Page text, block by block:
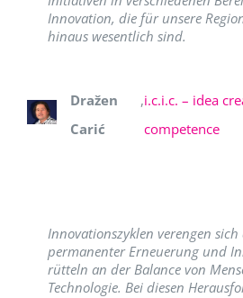
Innovation, die für unsere
hinaus wesentlich sind.
Dražen
Carić
,i.c.i.c. – idea
competence
Innovationszyklen verengen
permanenter Erneuerung und
rütteln an der Balance von
Technologie. Bei diesen